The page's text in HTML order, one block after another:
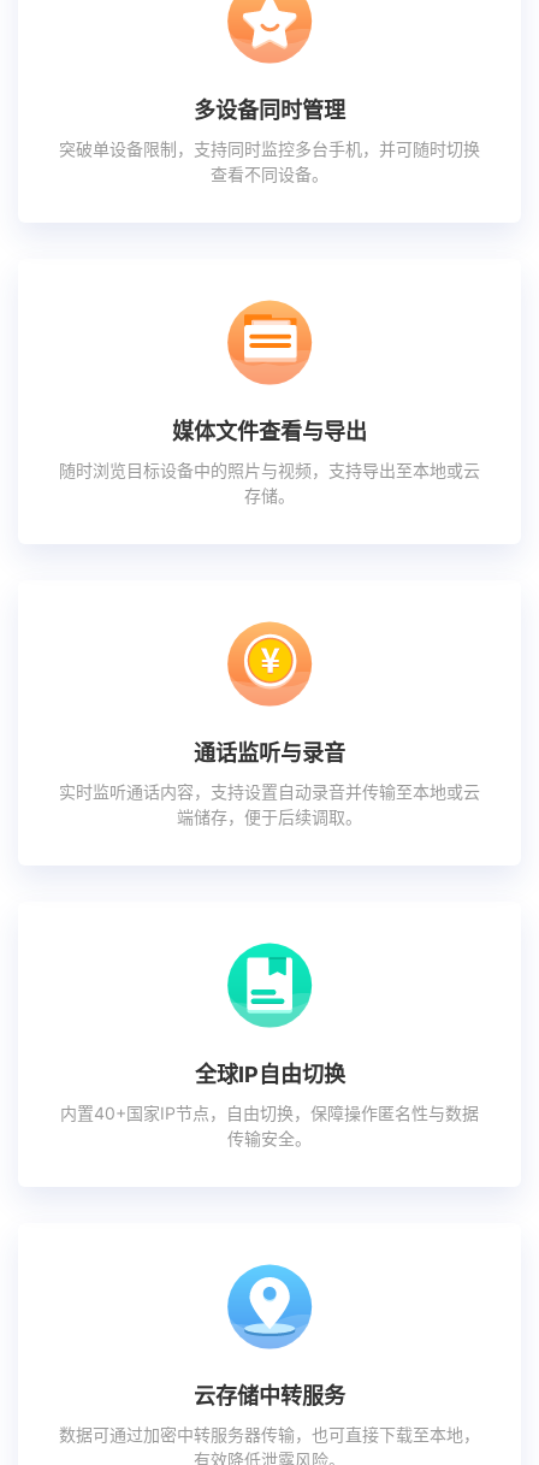
多设备同时管理
突破单设备限制，支持同时监控多台手机，并可随时切换
查看不同设备。
媒体文件查看与导出
随时浏览目标设备中的照片与视频，支持导出至本地或云
存储。
通话监听与录音
实时监听通话内容，支持设置自动录音并传输至本地或云
端储存，便于后续调取。
全球IP自由切换
内置40+国家IP节点，自由切换，保障操作匿名性与数据
传输安全。
云存储中转服务
数据可通过加密中转服务器传输，也可直接下载至本地，
有效降低泄露风险。